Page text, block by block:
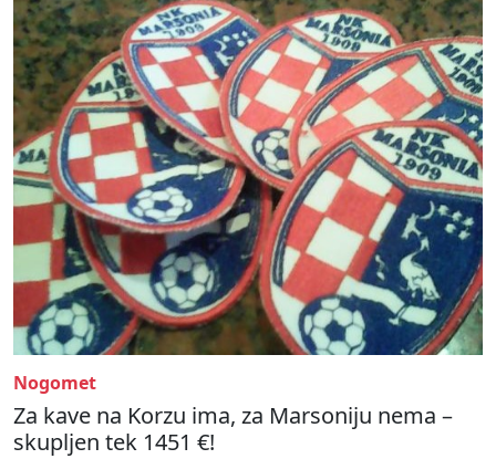
Nogomet
Za kave na Korzu ima, za Marsoniju nema –
skupljen tek 1451 €!